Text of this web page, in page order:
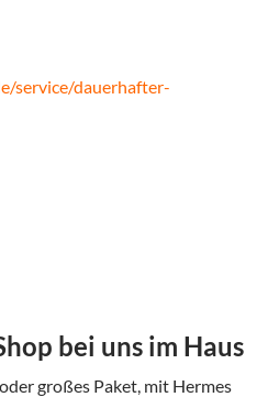
service/dauerhafter-
bei uns im Haus
großes Paket, mit Hermes